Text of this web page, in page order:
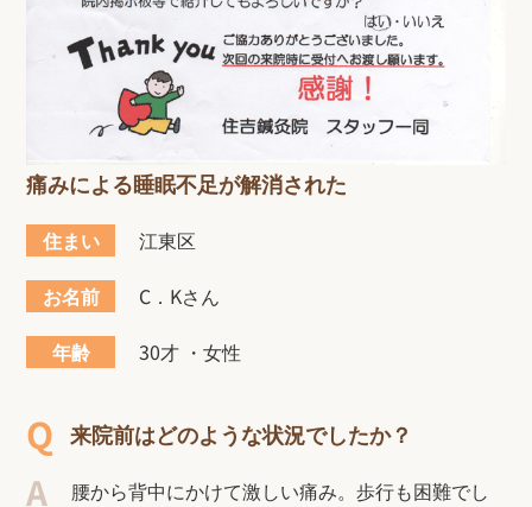
痛みによる睡眠不足が解消された
住まい
江東区
お名前
C．Kさん
年齢
30才 ・女性
来院前はどのような状況でしたか？
腰から背中にかけて激しい痛み。歩行も困難でし